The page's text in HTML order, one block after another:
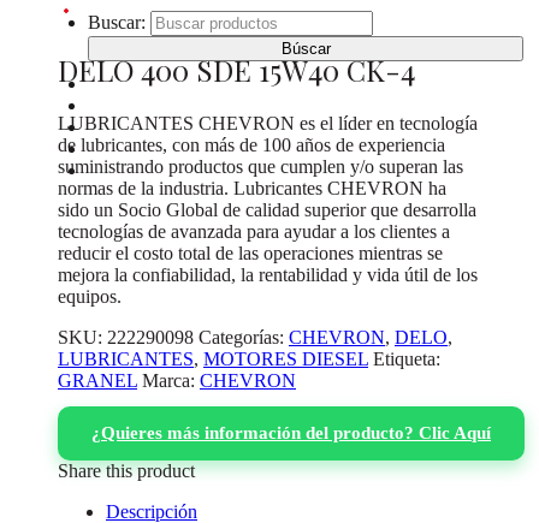
Buscar:
INICIO
¿DONDE COMPRAR?
SOBRE NOSOTROS
CONTACTO
DELO 400 SDE 15W40 CK-4
LUBRICANTES CHEVRON es el líder en tecnología
de lubricantes, con más de 100 años de experiencia
suministrando productos que cumplen y/o superan las
normas de la industria. Lubricantes CHEVRON ha
sido un Socio Global de calidad superior que desarrolla
tecnologías de avanzada para ayudar a los clientes a
reducir el costo total de las operaciones mientras se
mejora la confiabilidad, la rentabilidad y vida útil de los
equipos.
SKU: 222290098 Categorías: CHEVRON, DELO,
LUBRICANTES, MOTORES DIESEL Etiqueta:
GRANEL Marca: CHEVRON
¿Quieres más información del producto? Clic Aquí
Share this product
Descripción